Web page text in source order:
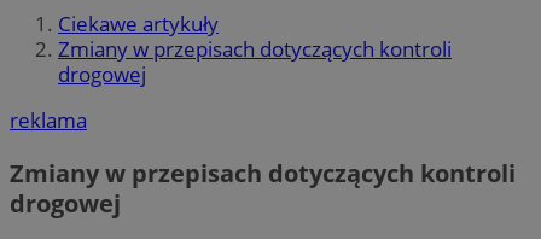
Ciekawe artykuły
Zmiany w przepisach dotyczących kontroli
drogowej
reklama
Zmiany w przepisach dotyczących kontroli
drogowej